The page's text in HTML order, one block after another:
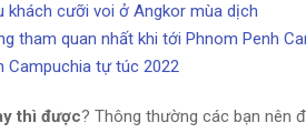
khách cưỡi voi ở Angkor mùa dịch
tham quan nhất khi tới Phnom Penh
Campuchia tự túc 2022
thì được? Thông thường các bạn nên